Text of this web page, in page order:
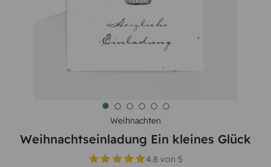
Weihnachten
Weihnachtseinladung Ein kleines Glück
4.8 von5